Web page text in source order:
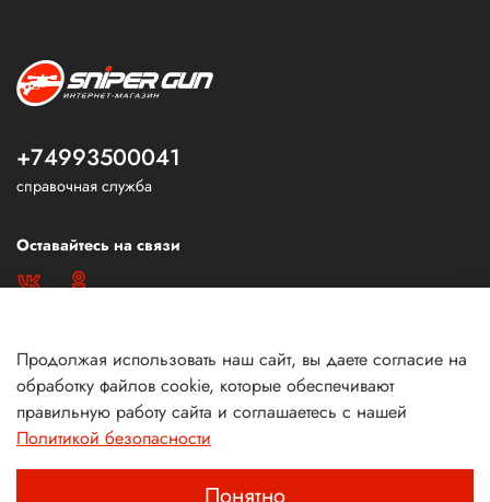
+74993500041
справочная служба
Оставайтесь на связи
Продолжая использовать наш сайт, вы даете согласие на
обработку файлов cookie, которые обеспечивают
правильную работу сайта и соглашаетесь с нашей
Политикой безопасности